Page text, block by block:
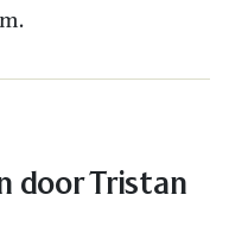
door Tristan